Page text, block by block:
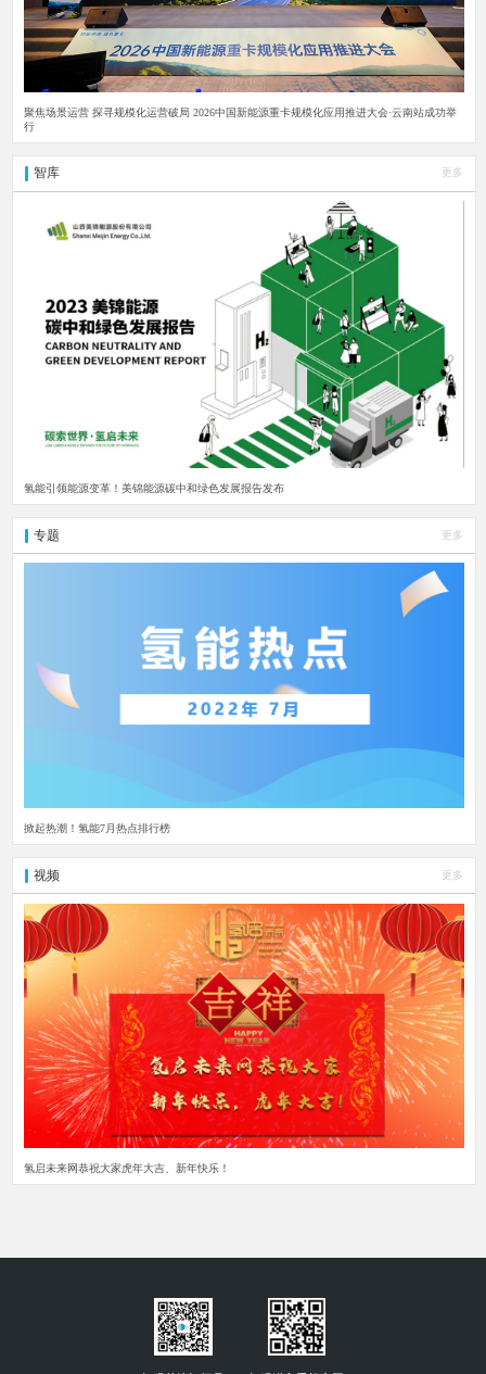
聚焦场景运营 探寻规模化运营破局 2026中国新能源重卡规模化应用推进大会·云南站成功举
行
智库 更多
氢能引领能源变革！美锦能源碳中和绿色发展报告发布
专题 更多
掀起热潮！氢能7月热点排行榜
视频 更多
氢启未来网恭祝大家虎年大吉、新年快乐！